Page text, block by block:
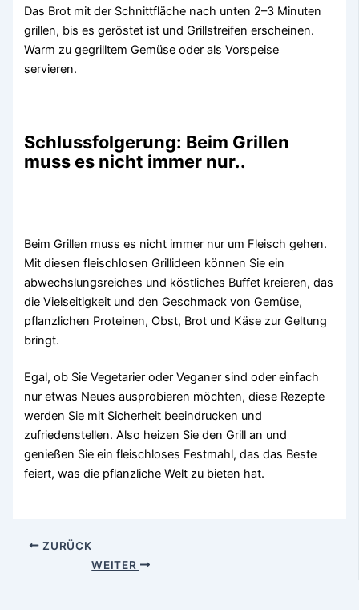
Das Brot mit der Schnittfläche nach unten 2–3 Minuten
grillen, bis es geröstet ist und Grillstreifen erscheinen.
Warm zu gegrilltem Gemüse oder als Vorspeise
servieren.
Schlussfolgerung: Beim Grillen
muss es nicht immer nur..
Beim Grillen muss es nicht immer nur um Fleisch gehen.
Mit diesen fleischlosen Grillideen können Sie ein
abwechslungsreiches und köstliches Buffet kreieren, das
die Vielseitigkeit und den Geschmack von Gemüse,
pflanzlichen Proteinen, Obst, Brot und Käse zur Geltung
bringt.
Egal, ob Sie Vegetarier oder Veganer sind oder einfach
nur etwas Neues ausprobieren möchten, diese Rezepte
werden Sie mit Sicherheit beeindrucken und
zufriedenstellen. Also heizen Sie den Grill an und
genießen Sie ein fleischloses Festmahl, das das Beste
feiert, was die pflanzliche Welt zu bieten hat.
ZURÜCK
WEITER